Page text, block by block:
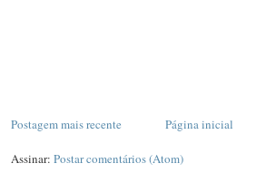
Postagem mais recente Página inicial
Assinar: Postar comentários (Atom)